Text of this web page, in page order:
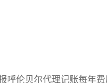
呼伦贝尔代理记账每年